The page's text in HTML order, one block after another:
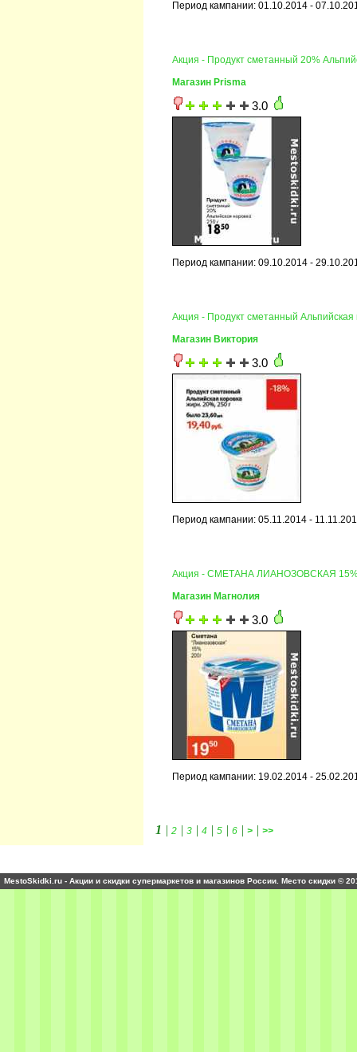
Период кампании: 01.10.2014 -
Акция - Продукт сметанный 20%
Магазин Prisma
3.0
Период кампании: 09.10.2014 -
Акция - Продукт сметанный Альпийская
Магазин Виктория
3.0
Период кампании: 05.11.2014 -
Акция - СМЕТАНА ЛИАНОЗОВСКАЯ
Магазин Магнолия
3.0
Период кампании: 19.02.2014 -
1 | 2 | 3 | 4 | 5 | 6 | > | >>
MestoSkidki.ru - Акции и скидки супермаркетов и магазинов России. Место скидки ©